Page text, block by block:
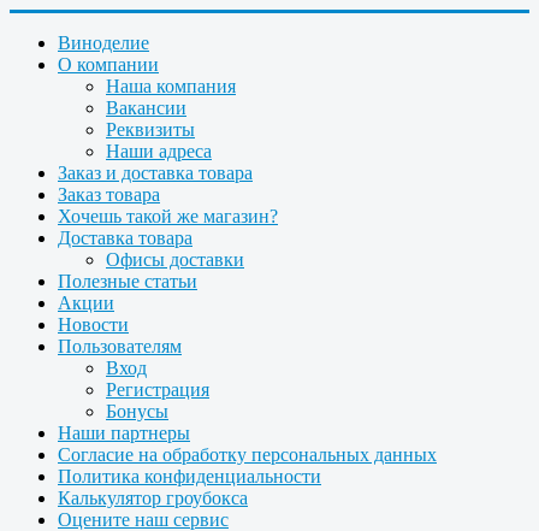
Виноделие
О компании
Наша компания
Вакансии
Реквизиты
Наши адреса
Заказ и доставка товара
Заказ товара
Хочешь такой же магазин?
Доставка товара
Офисы доставки
Полезные статьи
Акции
Новости
Пользователям
Вход
Регистрация
Бонусы
Наши партнеры
Согласие на обработку персональных данных
Политика конфиденциальности
Калькулятор гроубокса
Оцените наш сервис